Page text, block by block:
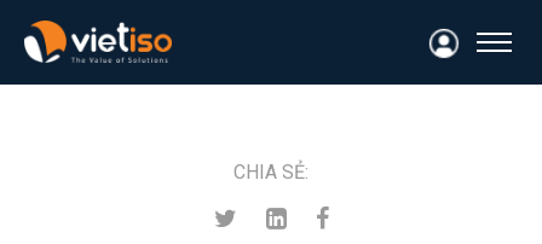
CHIA SẺ: